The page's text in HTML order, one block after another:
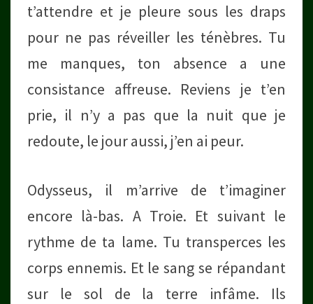
t’attendre et je pleure sous les draps
pour ne pas réveiller les ténèbres. Tu
me manques, ton absence a une
consistance affreuse. Reviens je t’en
prie, il n’y a pas que la nuit que je
redoute, le jour aussi, j’en ai peur.
Odysseus, il m’arrive de t’imaginer
encore là-bas. A Troie. Et suivant le
rythme de ta lame. Tu transperces les
corps ennemis. Et le sang se répandant
sur le sol de la terre infâme. Ils